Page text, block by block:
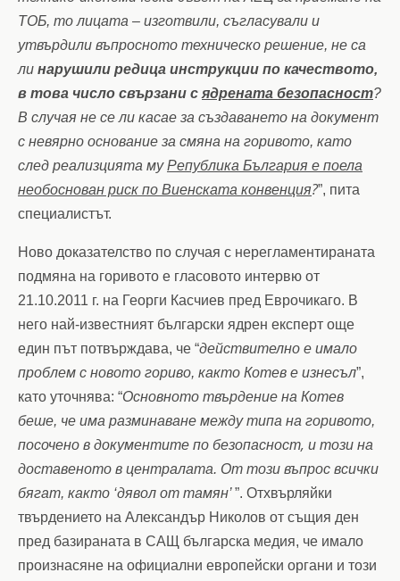
ТОБ, то лицата – изготвили, съгласували и
утвърдили въпросното техническо решение, не са
ли нарушили редица инструкции по качеството,
в това число свързани с ядрената безопасност?
В случая не се ли касае за създаването на документ
с невярно основание за смяна на горивото, като
след реализцията муРепублика България е поела
необоснован риск по Виенската конвенция?”, пита
специалистът.
Ново доказателство по случая с нерегламентираната
подмяна на горивото е гласовото интервю от
21.10.2011 г. на Георги Касчиев пред Еврочикаго. В
него най-известният български ядрен експерт още
един път потвърждава, че “действително е имало
проблем с новото гориво, както Котев е изнесъл”,
като уточнява: “Основното твърдение на Котев
беше, че има разминаване между типа на горивото,
посочено в документите по безопасност, и този на
доставеното в централата. От този въпрос всички
бягат, както ‘дявол от тамян’”. Отхвърляйки
твърдението на Александър Николов от същия ден
пред базираната в САЩ българска медия, че имало
произнасяне на официални европейски органи и този